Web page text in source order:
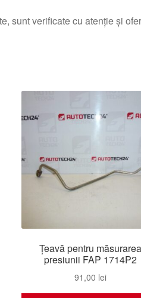
sunt verificate cu atenție și
Țeavă pentru măsurarea
presiunii FAP 1714P2
91,00 lei